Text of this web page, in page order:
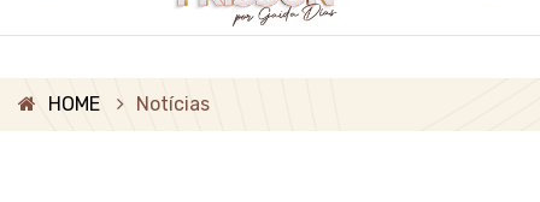
HOME Notícias